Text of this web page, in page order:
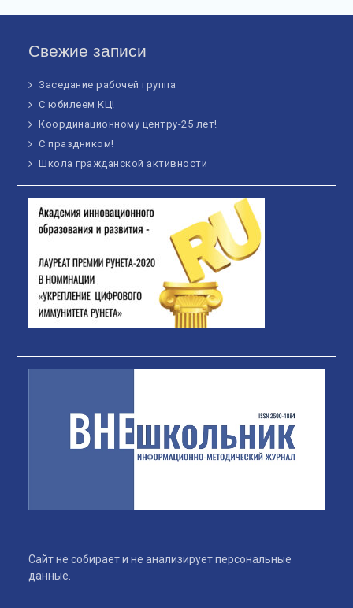
Свежие записи
Заседание рабочей группа
С юбилеем КЦ!
Координационному центру-25 лет!
С праздником!
Школа гражданской активности
Сайт не собирает и не анализирует персональные
данные.